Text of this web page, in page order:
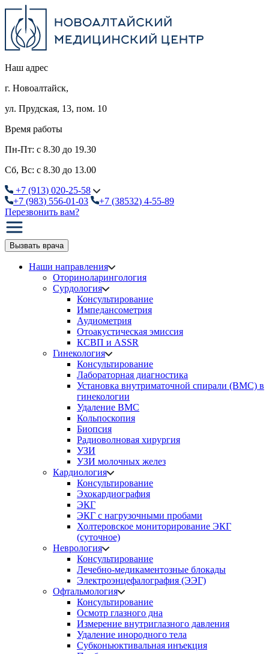
Наш адрес
г. Новоалтайск,
ул. Прудская, 13, пом. 10
Время работы
Пн-Пт: с 8.30 до 19.30
Сб, Вс: с 8.30 до 13.00
+7 (913) 020-25-58
+7 (983) 556-01-03 +7 (38532) 4-55-89
Перезвонить вам?
Вызвать врача
Наши направления
Оториноларингология
Сурдология
Консультирование
Импедансометрия
Аудиометрия
Отоакустическая эмиссия
КСВП и ASSR
Гинекология
Консультирование
Лабораторная диагностика
Установка внутриматочной спирали (ВМС) в
гинекологии
Удаление ВМС
Кольпоскопия
Биопсия
Радиоволновая хирургия
УЗИ
УЗИ молочных желез
Кардиология
Консультирование
Эхокардиография
ЭКГ
ЭКГ с нагрузочными пробами
Холтеровское мониторирование ЭКГ
(суточное)
Неврология
Консультирование
Лечебно-медикаментозные блокады
Электроэнцефалография (ЭЭГ)
Офтальмология
Консультирование
Осмотр глазного дна
Измерение внутриглазного давления
Удаление инородного тела
Субконьюктивальная инъекция